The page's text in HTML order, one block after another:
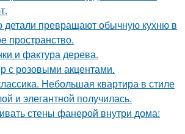
детали превращают обычную кухню в
пространство.
и фактура дерева.
с розовыми акцентами.
Небольшая квартира в стиле
и элегантной получилась.
стены фанерой внутри дома: